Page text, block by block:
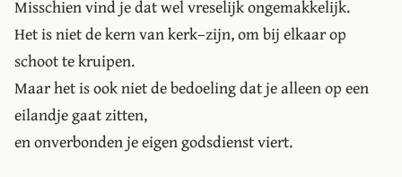
Misschien vind je dat wel vreselijk ongemakkelijk.
Het is niet de kern van kerk–zijn, om bij elkaar op
schoot te kruipen.
Maar het is ook niet de bedoeling dat je alleen op een
eilandje gaat zitten,
en onverbonden je eigen godsdienst viert.